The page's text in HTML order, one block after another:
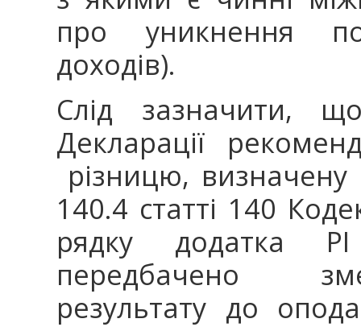
про уникнення
доходів).
Слід зазначити,
Декларації
різницю,
140.4 статті 140
рядку додатка
передбачено
результату до